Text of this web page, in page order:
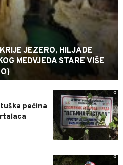
JEZERO, HILJADE
MEDVJEDA STARE VIŠE
0
pećina
0